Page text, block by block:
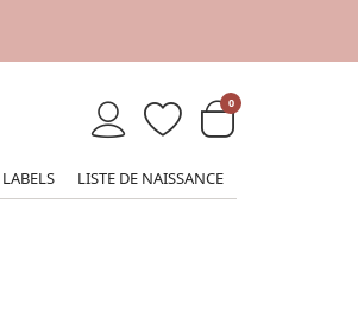
0
LABELS LISTE DE NAISSANCE